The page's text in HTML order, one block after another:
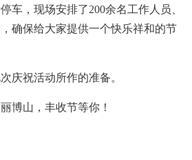
车，现场安排了200余名工作人员、
确保给大家提供一个快乐祥和的节
祝活动所作的准备。
山，丰收节等你！